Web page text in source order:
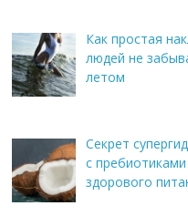
Как простая
людей не
летом
Секрет
с
здорового